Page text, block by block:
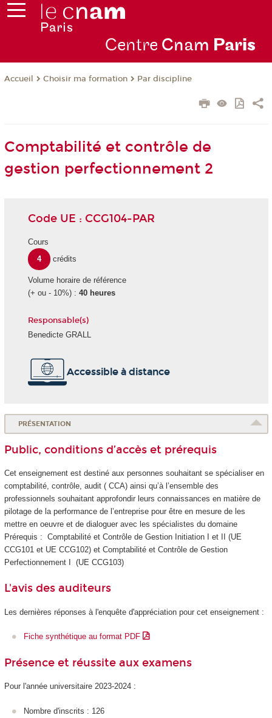
Centre Cnam Paris
Accueil Choisir ma formation Par discipline
Comptabilité et contrôle de
gestion perfectionnement 2
Code UE : CCG104-PAR
Cours
4
crédits
Volume horaire de référence
(+ ou - 10%) : 40 heures
Responsable(s)
Benedicte GRALL
Accessible à distance
PRÉSENTATION
Public, conditions d’accès et prérequis
Cet enseignement est destiné aux personnes souhaitant se spécialiser en
comptabilité, contrôle, audit ( CCA) ainsi qu’à l’ensemble des
professionnels souhaitant approfondir leurs connaissances en matière de
pilotage de la performance de l’entreprise pour être en mesure de les
mettre en oeuvre et de dialoguer avec les spécialistes du domaine
Prérequis : Comptabilité et Contrôle de Gestion Initiation I et II (UE
CCG101 et UE CCG102) et Comptabilité et Contrôle de Gestion
Perfectionnement I (UE CCG103)
L'avis des auditeurs
Les dernières réponses à l'enquête d'appréciation pour cet enseignement :
Fiche synthétique au format PDF
Présence et réussite aux examens
Pour l'année universitaire 2023-2024 :
Nombre d'inscrits : 126